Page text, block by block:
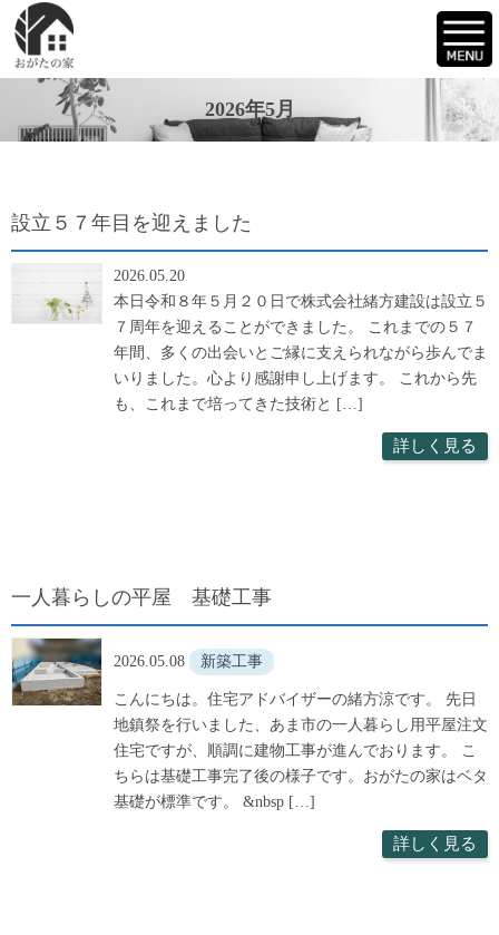
2026年5月
設立５７年目を迎えました
2026.05.20
本日令和８年５月２０日で株式会社緒方建設は設立５
７周年を迎えることができました。 これまでの５７
年間、多くの出会いとご縁に支えられながら歩んでま
いりました。心より感謝申し上げます。 これから先
も、これまで培ってきた技術と […]
詳しく見る
一人暮らしの平屋 基礎工事
2026.05.08 新築工事
こんにちは。住宅アドバイザーの緒方涼です。 先日
地鎮祭を行いました、あま市の一人暮らし用平屋注文
住宅ですが、順調に建物工事が進んでおります。 こ
ちらは基礎工事完了後の様子です。おがたの家はベタ
基礎が標準です。 &nbsp […]
詳しく見る